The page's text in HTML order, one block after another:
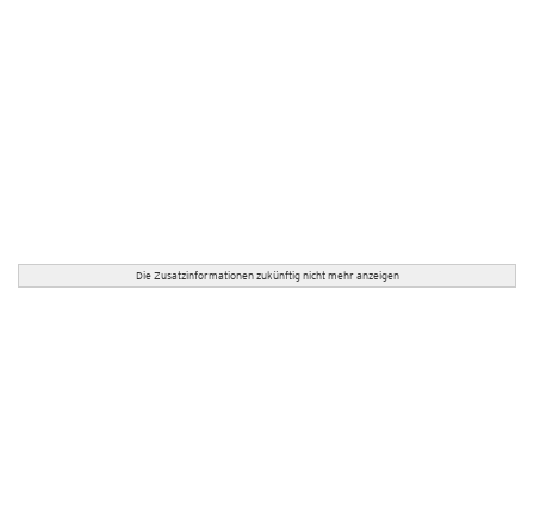
Die Zusatzinformationen zukünftig nicht mehr anzeigen